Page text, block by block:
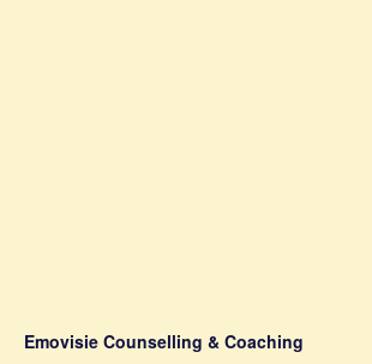
Emovisie Counselling & Coaching